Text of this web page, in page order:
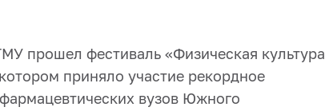
прошел фестиваль «Физическая культура
приняло участие рекордное
вузов Южного